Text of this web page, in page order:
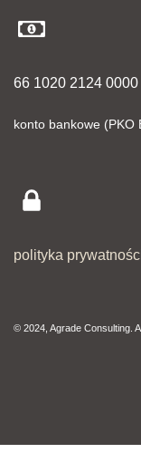
66 1020 2124
konto bankowe (PKO
polityka
© 2024, Agrade Consulting.